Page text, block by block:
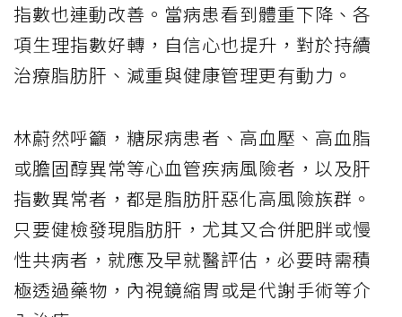
指數也連動改善。當病患看到體重下降、各
項生理指數好轉，自信心也提升，對於持續
治療脂肪肝、減重與健康管理更有動力。
林蔚然呼籲，糖尿病患者、高血壓、高血脂
或膽固醇異常等心血管疾病風險者，以及肝
指數異常者，都是脂肪肝惡化高風險族群。
只要健檢發現脂肪肝，尤其又合併肥胖或慢
性共病者，就應及早就醫評估，必要時需積
極透過藥物，內視鏡縮胃或是代謝手術等介